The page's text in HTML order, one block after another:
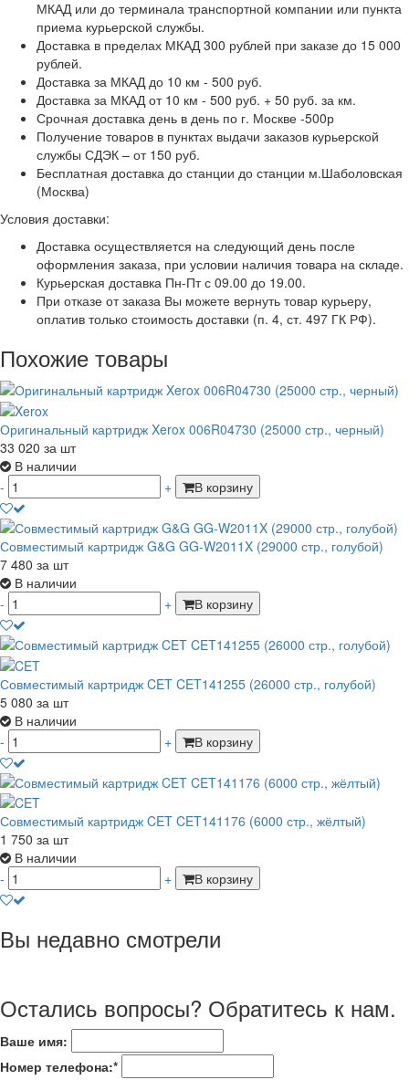
МКАД или до терминала транспортной компании или пункта
приема курьерской службы.
Доставка в пределах МКАД 300 рублей при заказе до 15 000
рублей.
Доставка за МКАД до 10 км - 500 руб.
Доставка за МКАД от 10 км - 500 руб. + 50 руб. за км.
Срочная доставка день в день по г. Москве -500р
Получение товаров в пунктах выдачи заказов курьерской
службы СДЭК – от 150 руб.
Бесплатная доставка до станции до станции м.Шаболовская
(Москва)
Условия доставки:
Доставка осуществляется на следующий день после
оформления заказа, при условии наличия товара на складе.
Курьерская доставка Пн-Пт с 09.00 до 19.00.
При отказе от заказа Вы можете вернуть товар курьеру,
оплатив только стоимость доставки (п. 4, ст. 497 ГК РФ).
Похожие товары
Оригинальный картридж Xerox 006R04730 (25000 стр., черный)
33 020 за шт
В наличии
-
+ В корзину
Совместимый картридж G&G GG-W2011X (29000 стр., голубой)
7 480 за шт
В наличии
-
+ В корзину
Совместимый картридж CET CET141255 (26000 стр., голубой)
5 080 за шт
В наличии
-
+ В корзину
Совместимый картридж CET CET141176 (6000 стр., жёлтый)
1 750 за шт
В наличии
-
+ В корзину
Вы недавно смотрели
Остались вопросы? Обратитесь к нам.
Ваше имя:
Номер телефона:*